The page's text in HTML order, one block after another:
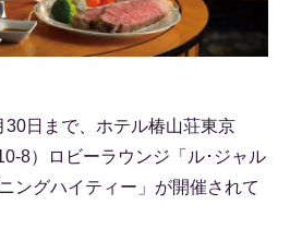
日まで、ホテル椿山荘東京
8）ロビーラウンジ「ル･ジャル
ングハイティー」が開催されて